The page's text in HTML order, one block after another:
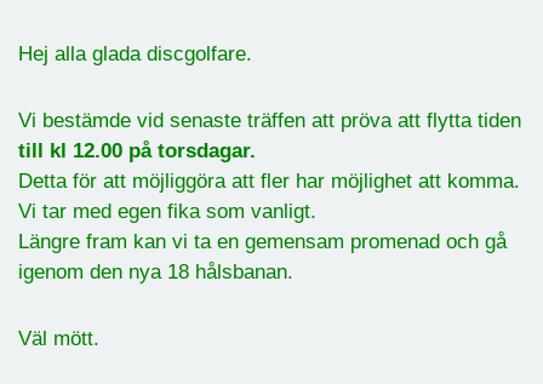
Hej alla glada discgolfare.
Vi bestämde vid senaste träffen att pröva att flytta tiden
till kl 12.00 på torsdagar.
Detta för att möjliggöra att fler har möjlighet att komma.
Vi tar med egen fika som vanligt.
Längre fram kan vi ta en gemensam promenad och gå
igenom den nya 18 hålsbanan.
Väl mött.